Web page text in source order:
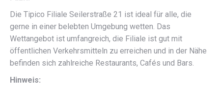
Die Tipico Filiale Seilerstraße 21 ist ideal für alle, die
gerne in einer belebten Umgebung wetten. Das
Wettangebot ist umfangreich, die Filiale ist gut mit
öffentlichen Verkehrsmitteln zu erreichen und in der Nähe
befinden sich zahlreiche Restaurants, Cafés und Bars.
Hinweis: